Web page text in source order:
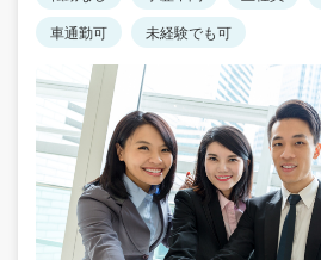
車通勤可
未経験でも可